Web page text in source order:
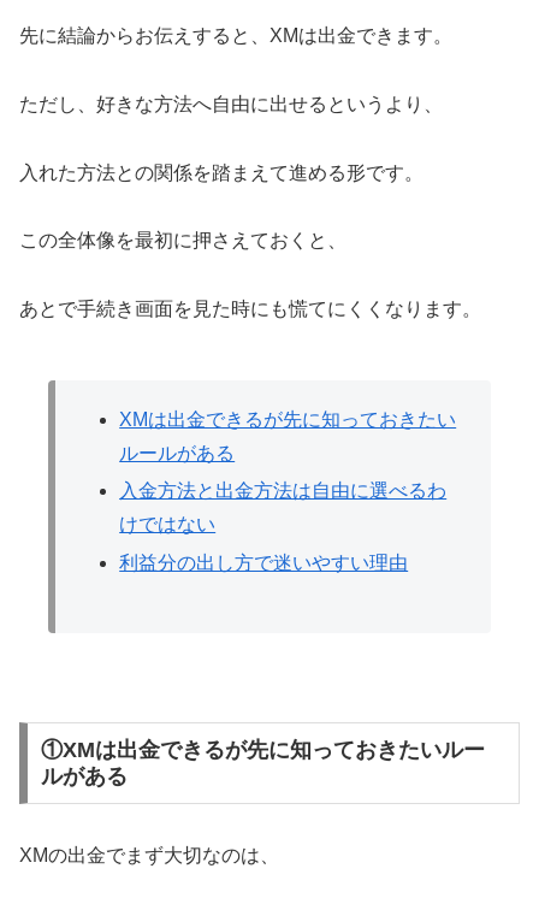
先に結論からお伝えすると、XMは出金できます。
ただし、好きな方法へ自由に出せるというより、
入れた方法との関係を踏まえて進める形です。
この全体像を最初に押さえておくと、
あとで手続き画面を見た時にも慌てにくくなります。
XMは出金できるが先に知っておきたい
ルールがある
入金方法と出金方法は自由に選べるわ
けではない
利益分の出し方で迷いやすい理由
①XMは出金できるが先に知っておきたいルー
ルがある
XMの出金でまず大切なのは、